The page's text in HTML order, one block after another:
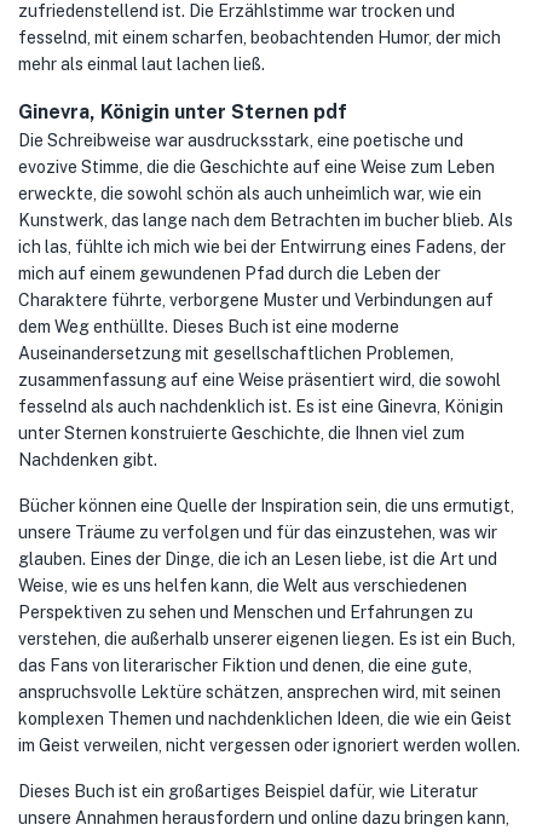
zufriedenstellend ist. Die Erzählstimme war trocken und
fesselnd, mit einem scharfen, beobachtenden Humor, der mich
mehr als einmal laut lachen ließ.
Ginevra, Königin unter Sternen pdf
Die Schreibweise war ausdrucksstark, eine poetische und
evozive Stimme, die die Geschichte auf eine Weise zum Leben
erweckte, die sowohl schön als auch unheimlich war, wie ein
Kunstwerk, das lange nach dem Betrachten im bucher blieb. Als
ich las, fühlte ich mich wie bei der Entwirrung eines Fadens, der
mich auf einem gewundenen Pfad durch die Leben der
Charaktere führte, verborgene Muster und Verbindungen auf
dem Weg enthüllte. Dieses Buch ist eine moderne
Auseinandersetzung mit gesellschaftlichen Problemen,
zusammenfassung auf eine Weise präsentiert wird, die sowohl
fesselnd als auch nachdenklich ist. Es ist eine Ginevra, Königin
unter Sternen konstruierte Geschichte, die Ihnen viel zum
Nachdenken gibt.
Bücher können eine Quelle der Inspiration sein, die uns ermutigt,
unsere Träume zu verfolgen und für das einzustehen, was wir
glauben. Eines der Dinge, die ich an Lesen liebe, ist die Art und
Weise, wie es uns helfen kann, die Welt aus verschiedenen
Perspektiven zu sehen und Menschen und Erfahrungen zu
verstehen, die außerhalb unserer eigenen liegen. Es ist ein Buch,
das Fans von literarischer Fiktion und denen, die eine gute,
anspruchsvolle Lektüre schätzen, ansprechen wird, mit seinen
komplexen Themen und nachdenklichen Ideen, die wie ein Geist
im Geist verweilen, nicht vergessen oder ignoriert werden wollen.
Dieses Buch ist ein großartiges Beispiel dafür, wie Literatur
unsere Annahmen herausfordern und online dazu bringen kann,